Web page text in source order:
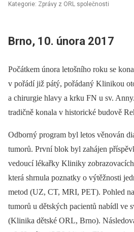
Kategorie: Zprávy z ORL společnosti
Brno, 10. února 2017
Počátkem února letošního roku se
v pořádí již pátý, pořádaný Klinikou
a chirurgie hlavy a krku FN u sv.
tradičně konala v historické budově
Odborný program byl letos věnován
tumorů. První blok byl zahájen
vedoucí lékařky Kliniky
která shrnula poznatky o výtěžnosti
metod (UZ, CT, MRI, PET). Pohled
tumorů u dětských pacientů nabídl ve
(Klinika dětské ORL, Brno).